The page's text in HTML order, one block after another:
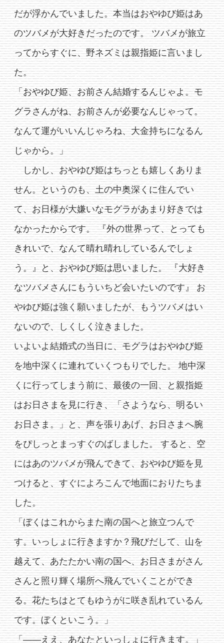
だが浮かんでいました。本当はおやゆび姫はあ
のツバメが大好きだったのです。 ツバメが旅立
ってからすぐに、野ネズミは親指姫に言いまし
た。
「おやゆび姫、お前さん結婚するんじゃよ。モ
グラさんがね、お前さんが必要なんじゃって。
なんて運がいいんじゃろね、大金持ちになるん
じゃから。」
しかし、おやゆび姫はちっとも嬉しくありま
せん。というのも、土の中奥深くに住んでい
て、お日様が大嫌いなモグラがあまり好きでは
なかったからです。 『外の世界って、とっても
きれいで、なんて晴れ晴れしているんでしょ
う。』と、おやゆび姫は思いました。 『大好き
なツバメさんにもういちど会いたいのです』 お
やゆび姫は強く願いましたが、もうツバメはい
ないので、しくしく泣きました。
いよいよ結婚式の当日に、モグラはおやゆび姫
を地中深くに連れていくつもりでした。 地中深
くに行ってしまう前に、最後の一回、と親指姫
はお日さまを見に行き、「さようなら、明るい
お日さま。」と、声を張りあげ、お日さまへ腕
をぴしっとまっすぐのばしました。 すると、空
にはあのツバメが飛んできて、おやゆび姫を見
つけると、すぐによろこんで地面におりたちま
した。
「ぼくはこれからまた南の国へと旅立つんで
す。いっしょに行きますか？飛びだして、山を
越えて、あたたかい南の国へ、お日さまがさん
さんと照り輝く場所へ飛んでいくことができ
る。花たちはとてもゆうがに咲き乱れているん
です。ぼくといこう。」
「――ええ、あなたといっしょに行きます。」